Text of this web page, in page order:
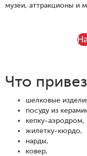
музеи, аттракционы и
Что
шелковые
посуду из
кепку-аэродром,
жилетку-кюрдо,
нарды,
ковер,